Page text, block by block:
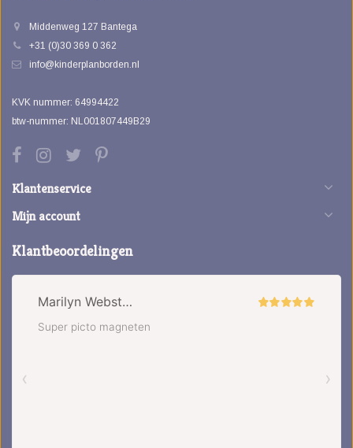
Middenweg 127 Bantega
+31 (0)30 369 0 362
info@kinderplanborden.nl
KVK nummer: 64994422
btw-nummer: NL001807449B29
Klantenservice
Mijn account
Klantbeoordelingen